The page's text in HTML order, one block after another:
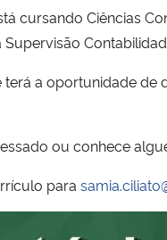
cursando Ciências
Supervisão
a oportunidade de
ou conhece
para